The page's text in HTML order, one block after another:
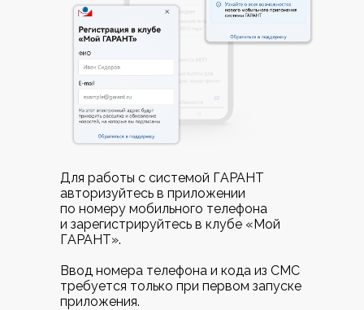
Для работы с системой ГАРАНТ
авторизуйтесь в приложении
по номеру мобильного телефона
и зарегистрируйтесь в клубе «Мой
ГАРАНТ».
Ввод номера телефона и кода из СМС
требуется только при первом запуске
приложения.